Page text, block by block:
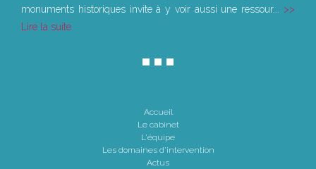
monuments historiques invite à y voir aussi une ressour...
Lire la suite
Accueil
Le cabinet
L'équipe
Les domaines d'intervention
Actus